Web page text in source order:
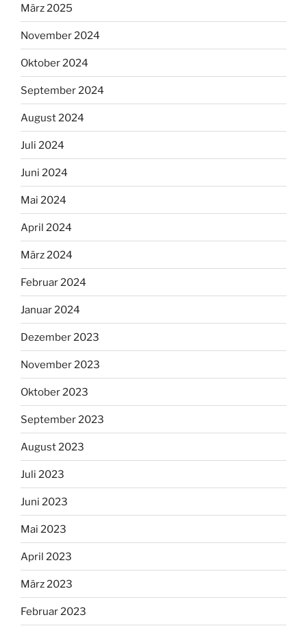
März 2025
November 2024
Oktober 2024
September 2024
August 2024
Juli 2024
Juni 2024
Mai 2024
April 2024
März 2024
Februar 2024
Januar 2024
Dezember 2023
November 2023
Oktober 2023
September 2023
August 2023
Juli 2023
Juni 2023
Mai 2023
April 2023
März 2023
Februar 2023